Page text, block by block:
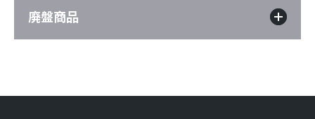
廃盤商品